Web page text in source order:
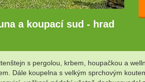
a koupací sud - hrad
s pergolou, krbem, houpačkou a
Dále koupelna s velkým sprchovým